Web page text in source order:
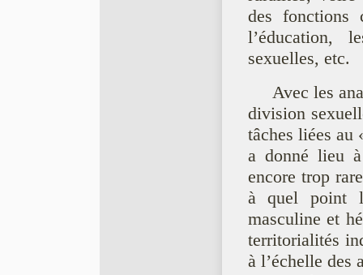
des fonctions
l’éducation,
sexuelles, etc.
Avec les
division
tâches liées au
a donné lieu à
encore trop
à quel point
masculine et
territorialités
à l’échelle des